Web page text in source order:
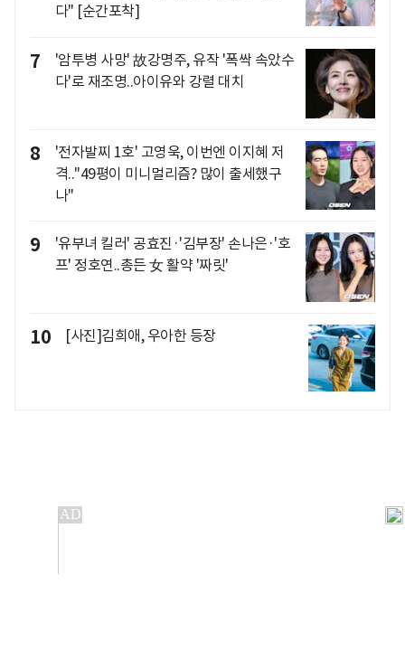
다" [순간포착]
7
'암투병 사망' 故강명주, 유작 '폭싹 속았수
다'로 재조명..아이유와 강렬 대치
8
'전자발찌 1호' 고영욱, 이번엔 이지혜 저
격.."49평이 미니멀리즘? 많이 출세했구
나"
9
'유부녀 킬러' 공효진·'김부장' 손나은·'호
프' 정호연..총든 女 활약 '짜릿'
10 [사진]김희애, 우아한 등장